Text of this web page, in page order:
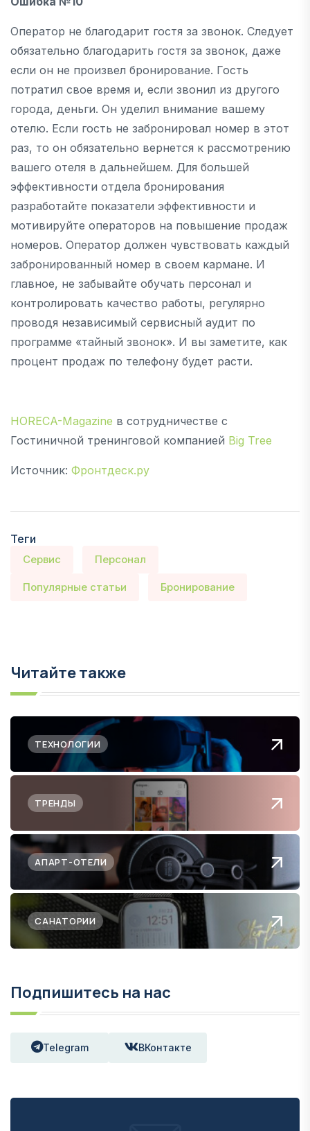
Оператор не благодарит гостя за звонок. Следует
обязательно благодарить гостя за звонок, даже
если он не произвел бронирование. Гость
потратил свое время и, если звонил из другого
города, деньги. Он уделил внимание вашему
отелю. Если гость не забронировал номер в этот
раз, то он обязательно вернется к рассмотрению
вашего отеля в дальнейшем. Для большей
эффективности отдела бронирования
разработайте показатели эффективности и
мотивируйте операторов на повышение продаж
номеров. Оператор должен чувствовать каждый
забронированный номер в своем кармане. И
главное, не забывайте обучать персонал и
контролировать качество работы, регулярно
проводя независимый сервисный аудит по
программе «тайный звонок». И вы заметите, как
процент продаж по телефону будет расти.
HORECA-Magazine в сотрудничестве с
Гостиничной тренинговой компанией Big Tree
Источник: Фронтдеск.ру
Теги
Сервис Персонал
Популярные статьи Бронирование
Читайте также
ТЕХНОЛОГИИ
ТРЕНДЫ
АПАРТ-ОТЕЛИ
САНАТОРИИ
Подпишитесь на нас
Telegram ВКонтакте